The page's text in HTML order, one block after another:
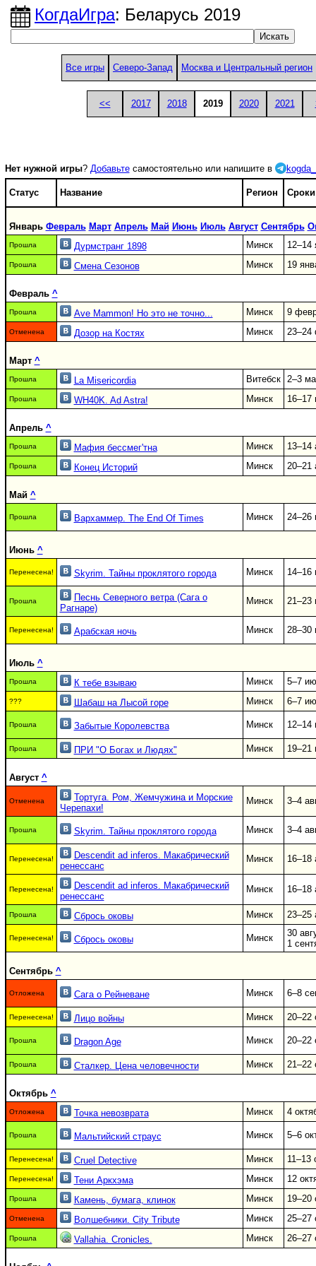
КогдаИгра: Беларусь 2019
Все игры Северо-Запад Москва и Центральный регион
<< 2017 2018 2019 2020 2021
Нет нужной игры? Добавьтесамостоятельно или напишите в
Статус Название Регион Сроки
Январь Февраль Март Апрель Май Июнь Июль Август Сентябрь
Прошла Дурмстранг 1898 Минск 12–14
Прошла Смена Сезонов Минск 19
Февраль ^
Прошла Ave Mammon! Но это не точно... Минск 9
Отменена Дозор на Костях Минск 23–24
Март ^
Прошла La Misericordia Витебск 2–3
Прошла WH40K. Ad Astra! Минск 16–17
Апрель ^
Прошла Мафия бессмег'тна Минск 13–14
Прошла Конец Историй Минск 20–21
Май ^
Прошла Вархаммер. The End Of Times Минск 24–26
Июнь ^
Перенесена! Skyrim. Тайны проклятого города Минск 14–16
Прошла
Песнь Северного ветра (Сага о
Рагнаре)
Минск 21–23
Перенесена! Арабская ночь Минск 28–30
Июль ^
Прошла К тебе взываю Минск 5–7
??? Шабаш на Лысой горе Минск 6–7
Прошла Забытые Королевства Минск 12–14
Прошла ПРИ "О Богах и Людях" Минск 19–21
Август ^
Отменена
Тортуга. Ром, Жемчужина и Морские
Черепахи!
Минск 3–4
Прошла Skyrim. Тайны проклятого города Минск 3–4
Перенесена!
Descendit ad inferos. Макабрический
ренессанс
Минск 16–18
Перенесена!
Descendit ad inferos. Макабрический
ренессанс
Минск 16–18
Прошла Сбрось оковы Минск 23–25
Перенесена! Сбрось оковы Минск
30
1
Сентябрь ^
Отложена Сага о Рейневане Минск 6–8
Перенесена! Лицо войны Минск 20–22
Прошла Dragon Age Минск 20–22
Прошла Сталкер. Цена человечности Минск 21–22
Октябрь ^
Отложена Точка невозврата Минск 4
Прошла Мальтийский страус Минск 5–6
Перенесена! Cruel Detective Минск 11–13
Перенесена! Тени Аркхэма Минск 12
Прошла Камень, бумага, клинок Минск 19–20
Отменена Волшебники. City Tribute Минск 25–27
Прошла Vallahia. Cronicles. Минск 26–27